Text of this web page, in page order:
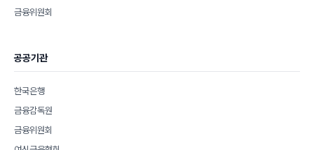
금융위원회
공공기관
한국은행
금융감독원
금융위원회